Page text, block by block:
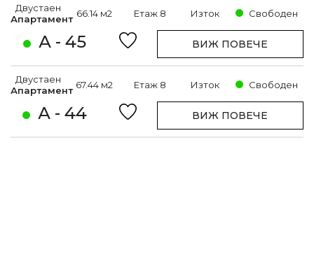
А - 45
Двустаен
Апартамент 66.14 м2 Етаж 8 Изток Свободен
ВИЖ ПОВЕЧЕ
А - 44
Двустаен
Апартамент 67.44 м2 Етаж 8 Изток Свободен
ВИЖ ПОВЕЧЕ